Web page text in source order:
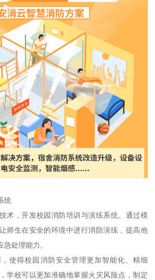
统
术，开发校园消防培训与演练系统。通过模
师生在安全的环境中进行消防演练，提高他
处理能力。
使得校园消防安全管理更加智能化、精细
学校可以更加准确地掌握火灾风险点，制定